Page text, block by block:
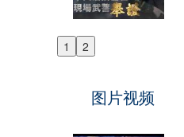
1 2
Previous
图片视频